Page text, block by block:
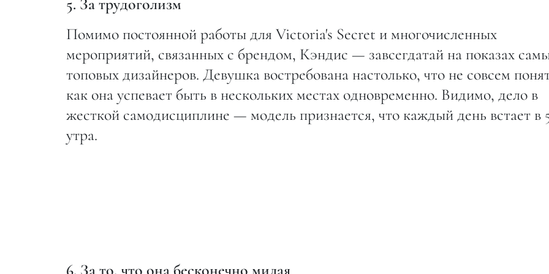
5. За трудоголизм
Помимо постоянной работы для Victoria's Secret и многочисленных
мероприятий, связанных с брендом, Кэндис — завсегдатай на показах
топовых дизайнеров. Девушка востребована настолько, что не совсем
как она успевает быть в нескольких местах одновременно. Видимо, дело в
жесткой самодисциплине — модель признается, что каждый день встает в
утра.
6. За то, что она бесконечно милая